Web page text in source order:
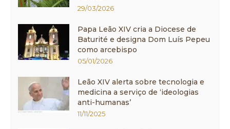
29/03/2026
Papa Leão XIV cria a Diocese de
Baturité e designa Dom Luís Pepeu
como arcebispo
05/01/2026
Leão XIV alerta sobre tecnologia e
medicina a serviço de ‘ideologias
anti-humanas’
11/11/2025